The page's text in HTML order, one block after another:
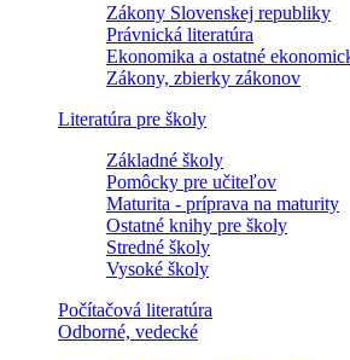
Zákony Slovenskej republiky
Právnická literatúra
Ekonomika a ostatné
Zákony, zbierky zákonov
Literatúra pre školy
Základné školy
Pomôcky pre učiteľov
Maturita - príprava na maturity
Ostatné knihy pre školy
Stredné školy
Vysoké školy
Počítačová literatúra
Odborné, vedecké